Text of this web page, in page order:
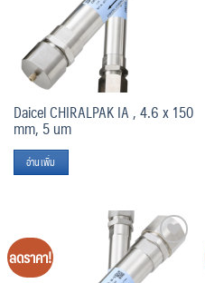
Daicel CHIRALPAK IA , 4.6 x 150
mm, 5 um
อ่านเพิ่ม
ลดราคา! Add
to